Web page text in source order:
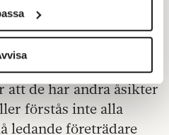
vår trafik. Vi
identifierare och annan
de sociala medier och
vi samarbetar med.
informationen med annan
eller som de har
deras tjänster.
konstigt att
Miljöpartiet är lågt.
människor med
bruna eller
att de har andra åsikter
förstås inte alla
ledande företrädare